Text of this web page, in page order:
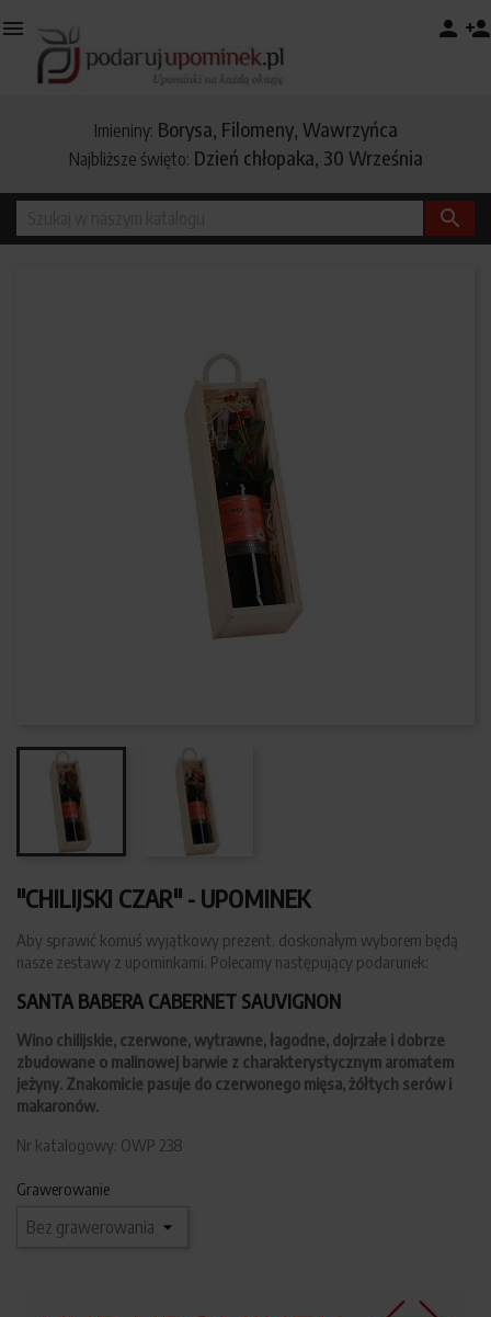
 person person_add
Imieniny: Borysa, Filomeny, Wawrzyńca
Najbliższe święto: Dzień chłopaka, 30 Września

"CHILIJSKI CZAR" - UPOMINEK
Aby sprawić komuś wyjątkowy prezent, doskonałym wyborem będą
nasze zestawy z upominkami. Polecamy następujący podarunek:
SANTA BABERA CABERNET SAUVIGNON
Wino chilijskie, czerwone, wytrawne, łagodne, dojrzałe i dobrze
zbudowane o malinowej barwie z charakterystycznym aromatem
jeżyny. Znakomicie pasuje do czerwonego mięsa, żółtych serów i
makaronów.
Nr katalogowy: OWP 238
Grawerowanie